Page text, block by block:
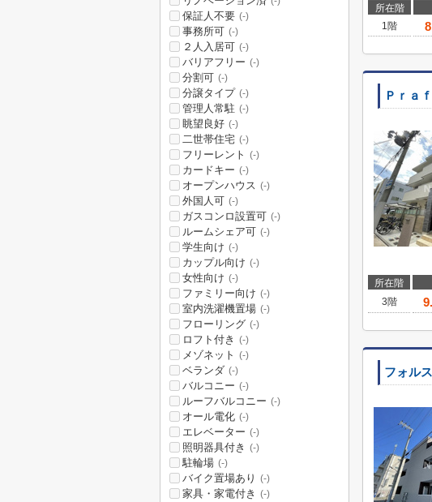
所在階
1階
Ｐｒａ
所在階
3階
フォル
保証人不要 (-)
事務所可 (-)
２人入居可 (-)
バリアフリー (-)
分割可 (-)
分譲タイプ (-)
管理人常駐 (-)
眺望良好 (-)
二世帯住宅 (-)
フリーレント (-)
カードキー (-)
オープンハウス (-)
外国人可 (-)
ガスコンロ設置可 (-)
ルームシェア可 (-)
学生向け (-)
カップル向け (-)
女性向け (-)
ファミリー向け (-)
室内洗濯機置場 (-)
フローリング (-)
ロフト付き (-)
メゾネット (-)
ベランダ (-)
バルコニー (-)
ルーフバルコニー (-)
オール電化 (-)
エレベーター (-)
照明器具付き (-)
駐輪場 (-)
バイク置場あり (-)
家具・家電付き (-)